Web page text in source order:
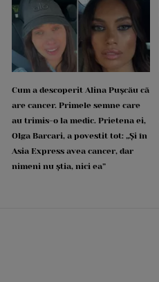
Cum a descoperit Alina Pușcău că
are cancer. Primele semne care
au trimis-o la medic. Prietena ei,
Olga Barcari, a povestit tot: „Și în
Asia Express avea cancer, dar
nimeni nu știa, nici ea”